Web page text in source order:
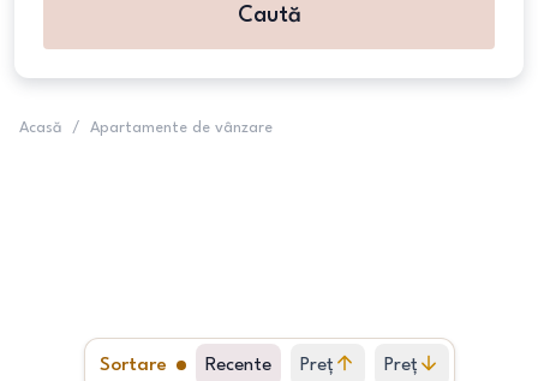
Caută
Acasă / Apartamente de vânzare
Sortare Recente Preț Preț